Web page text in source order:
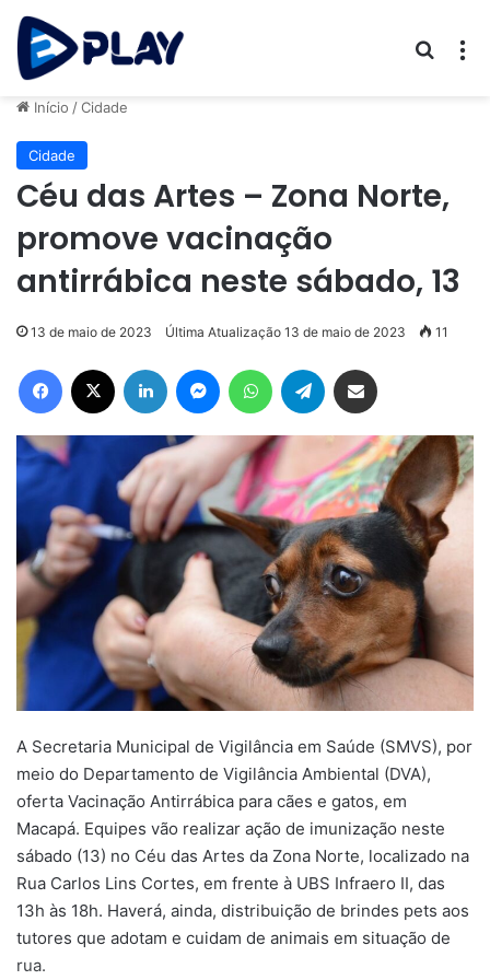
Início /Cidade
Cidade
Céu das Artes – Zona Norte,
promove vacinação
antirrábica neste sábado, 13
13 de maio de 2023 Última Atualização 13 de maio de 2023 11
Facebook Linkedin MessengerWhatsAppTelegram
A Secretaria Municipal de Vigilância em Saúde (SMVS), por
meio do Departamento de Vigilância Ambiental (DVA),
oferta Vacinação Antirrábica para cães e gatos, em
Macapá. Equipes vão realizar ação de imunização neste
sábado (13) no Céu das Artes da Zona Norte, localizado na
Rua Carlos Lins Cortes, em frente à UBS Infraero II, das
13h às 18h. Haverá, ainda, distribuição de brindes pets aos
tutores que adotam e cuidam de animais em situação de
rua.